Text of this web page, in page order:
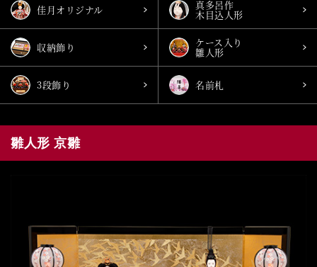
佳月オリジナル 真多呂作
木目込人形
収納飾り ケース入り
雛人形
3段飾り 名前札
雛人形 京雛